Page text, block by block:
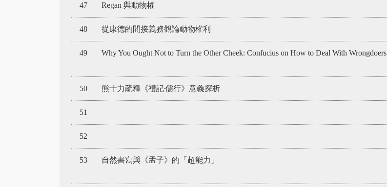
47 Regan 與動物權
48 從康德的間接義務觀論動物權利
49 Why You Ought Not to Turn the Other Cheek: Confucius on How to Deal With Wrongdoers
50 熊十力疏釋《禮記‧儒行》意義探析
51
52
53 自然書寫與《孟子》的「超能力」